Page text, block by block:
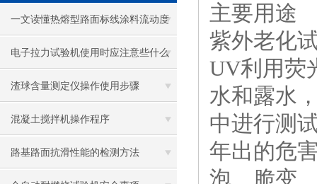
一文读懂热熔型路面标线涂料流动度
测试仪：原理与应用详解
电子拉力试验机使用时应注意些什么
渣球含量测定仪操作使用步骤
混凝土搅拌机操作程序
路基路面抗滑性能的检测方法
主要用途
紫外老化
UV利用荧
水和露水
中进行测
年出的危
泡、脆变